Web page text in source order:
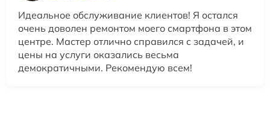
Идеальное обслуживание клиентов! Я остался
очень доволен ремонтом моего смартфона в этом
центре. Мастер отлично справился с задачей, и
цены на услуги оказались весьма
демократичными. Рекомендую всем!